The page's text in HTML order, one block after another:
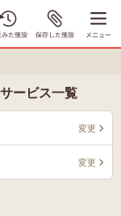
ービス一覧
変更
変更